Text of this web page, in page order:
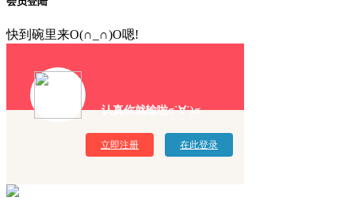
快到碗里来O(∩_∩)O嗯!
认真你就输啦σ`∀´)σ
立即注册 在此登录